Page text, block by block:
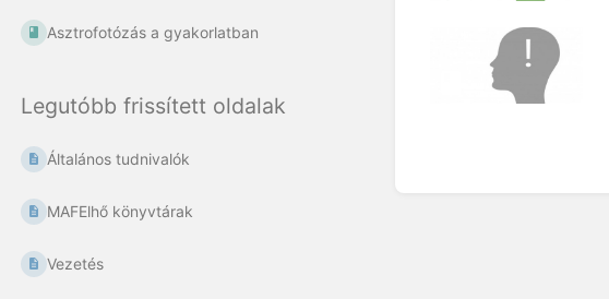
Asztrofotózás a gyakorlatban
Legutóbb frissített oldalak
Általános tudnivalók
MAFElhő könyvtárak
Vezetés